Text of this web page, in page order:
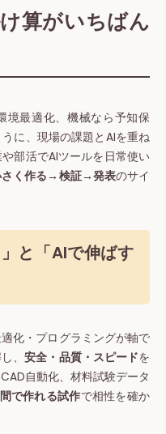
算がいちばん
境最適化、機械なら予知保
に、現場の課題とAIを重ね
部活でAIツールを日常使い
さく作る→検証→発表のサイ
と「AIで伸ばす
化・プログラミングが軸で
、安全・品質・スピードを
自動化、材料試験データ
で作れる試作で相性を確か